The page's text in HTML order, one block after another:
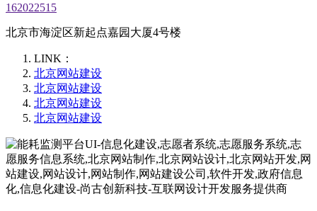
162022515
北京市海淀区新起点嘉园大厦4号楼
LINK：
北京网站建设
北京网站建设
北京网站建设
北京网站建设